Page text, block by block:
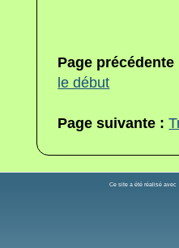
Page
le début
Page suivante :
Ce site a été réalisé avec